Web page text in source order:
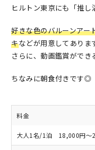
ヒルトン東京にも「推し
好きな色のバルーンアー
キなどが用意してありま
さらに、動画鑑賞ができ
ちなみに朝食付きです◎
料金
大人1名/1泊 18,000円～